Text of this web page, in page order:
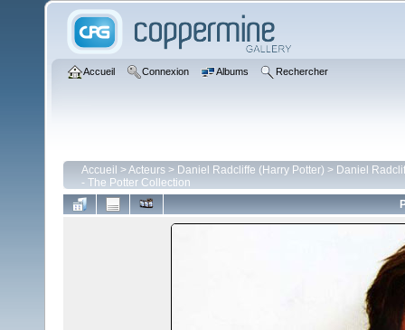
Accueil Connexion Albums Rechercher
Accueil >Acteurs > Daniel Radcliffe (Harry Potter) > Daniel
- The Potter Collection